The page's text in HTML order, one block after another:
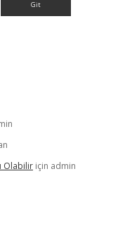
Olabilir için admin